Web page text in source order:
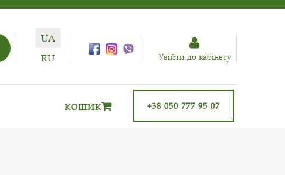
UA
RU
Увiйти до кабiнету
+38 050 777 95 07
КОШИК